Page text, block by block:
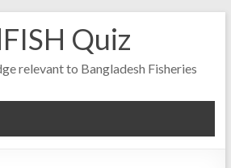
Quiz
relevant to Bangladesh Fisheries